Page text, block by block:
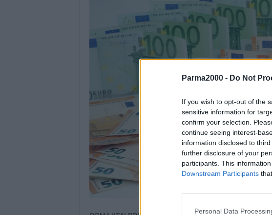
Parma2000 - Do Not
If you wish to opt-out of the
sensitive information for
confirm your selection.
continue seeing interest-
information disclosed to
further disclosure of your
participants. This
Downstream Participants
Personal Data